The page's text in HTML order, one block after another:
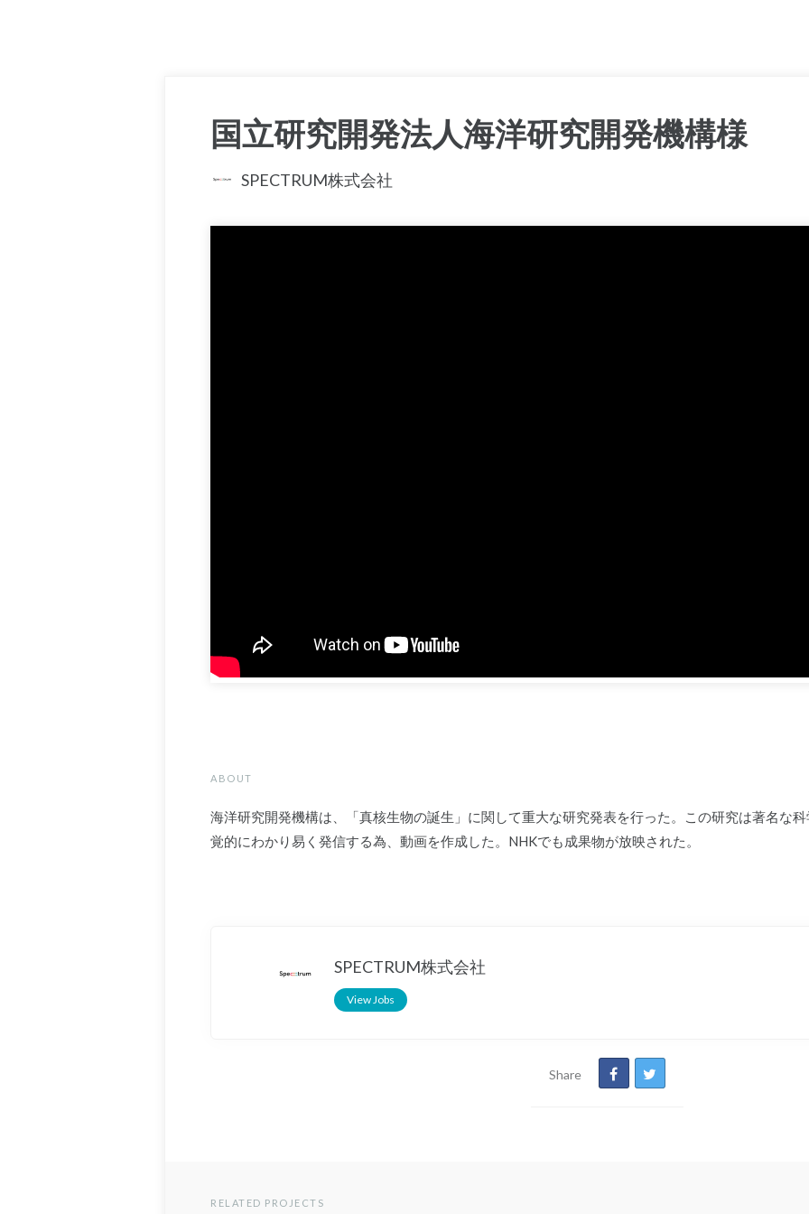
国立研究開発法人海洋研究開発機構様
SPECTRUM株式会社
ABOUT
海洋研究開発機構は、「真核生物の誕生」に関して重大な研究発表を行った。この研究は著名な
覚的にわかり易く発信する為、動画を作成した。NHKでも成果物が放映された。
SPECTRUM株式会社
View Jobs
Share
RELATED PROJECTS